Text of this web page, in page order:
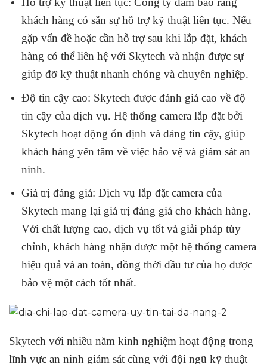
khách hàng có sẵn sự hỗ trợ kỹ thuật liên tục. Nếu
gặp vấn đề hoặc cần hỗ trợ sau khi lắp đặt, khách
hàng có thể liên hệ với Skytech và nhận được sự
giúp đỡ kỹ thuật nhanh chóng và chuyên nghiệp.
Độ tin cậy cao: Skytech được đánh giá cao về độ
tin cậy của dịch vụ. Hệ thống camera lắp đặt bởi
Skytech hoạt động ổn định và đáng tin cậy, giúp
khách hàng yên tâm về việc bảo vệ và giám sát an
ninh.
Giá trị đáng giá: Dịch vụ lắp đặt camera của
Skytech mang lại giá trị đáng giá cho khách hàng.
Với chất lượng cao, dịch vụ tốt và giải pháp tùy
chỉnh, khách hàng nhận được một hệ thống camera
hiệu quả và an toàn, đồng thời đầu tư của họ được
bảo vệ một cách tốt nhất.
Skytech với nhiều năm kinh nghiệm hoạt động trong
lĩnh vực an ninh giám sát cùng với đội ngũ kỹ thuật